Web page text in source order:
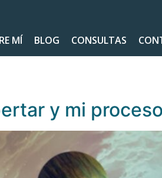
MÍ BLOG CONSULTAS
y mi